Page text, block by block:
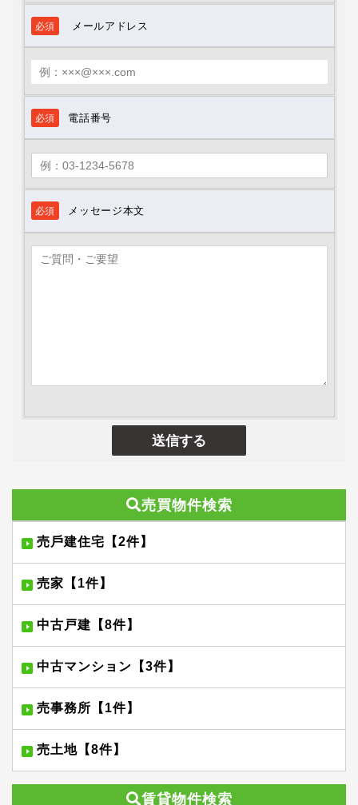
売買物件検索
売⼾建住宅【2件】
売家【1件】
中古戸建【8件】
中古マンション【3件】
売事務所【1件】
売土地【8件】
賃貸物件検索
必須 メールアドレス
必須 電話番号
必須 メッセージ本文